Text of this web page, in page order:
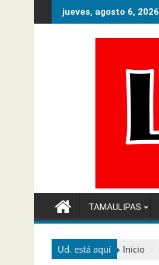
al
jueves, agosto 6, 2026
TAMAULIPAS
Ud. está aquí Inicio